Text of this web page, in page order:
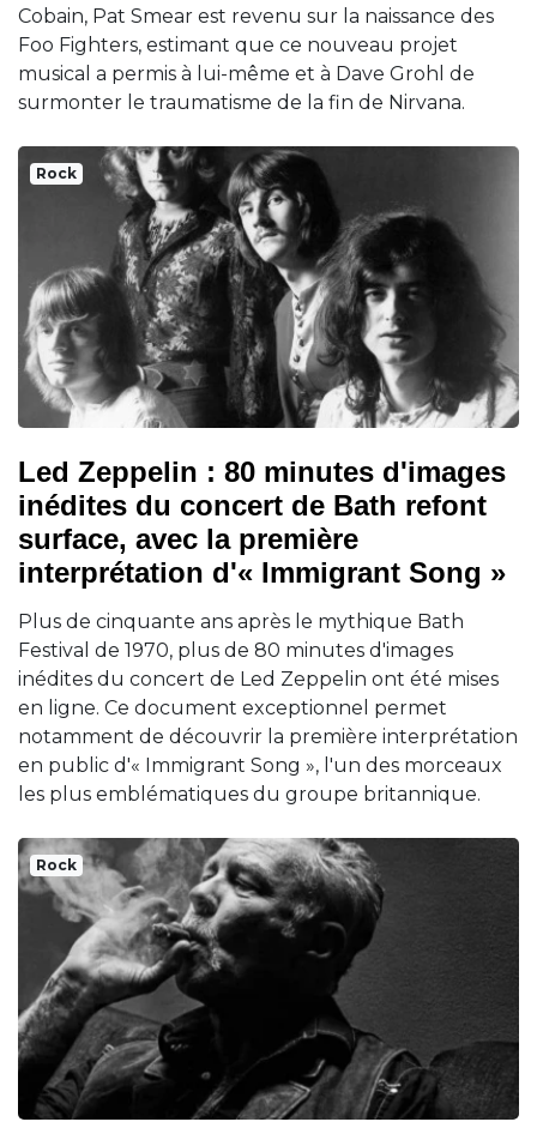
Cobain, Pat Smear est revenu sur la naissance des
Foo Fighters, estimant que ce nouveau projet
musical a permis à lui-même et à Dave Grohl de
surmonter le traumatisme de la fin de Nirvana.
Rock
Led Zeppelin : 80 minutes d'images
inédites du concert de Bath refont
surface, avec la première
interprétation d'« Immigrant Song »
Plus de cinquante ans après le mythique Bath
Festival de 1970, plus de 80 minutes d'images
inédites du concert de Led Zeppelin ont été mises
en ligne. Ce document exceptionnel permet
notamment de découvrir la première interprétation
en public d'« Immigrant Song », l'un des morceaux
les plus emblématiques du groupe britannique.
Rock